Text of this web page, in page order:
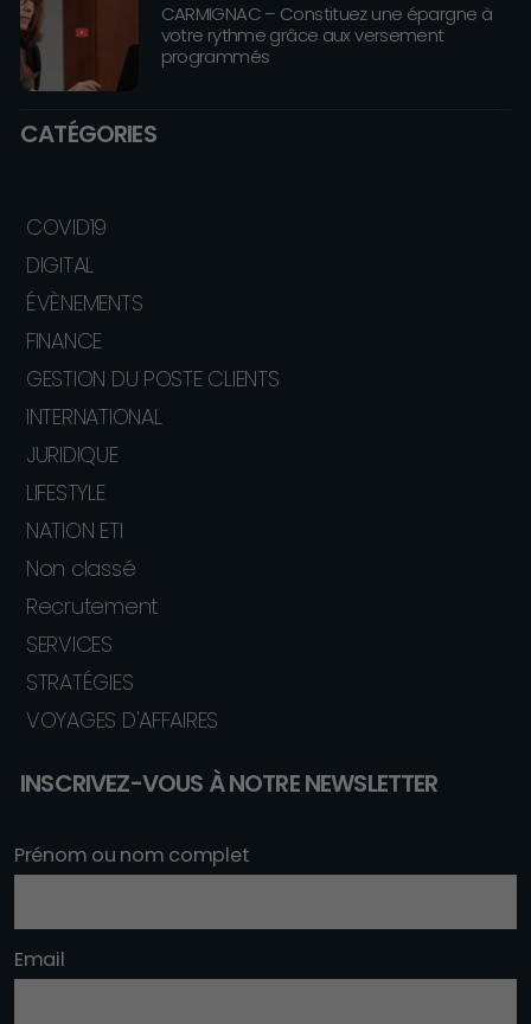
CARMIGNAC – Constituez une épargne à
votre rythme grâce aux versement
programmés
CATÉGORIES
COVID19
DIGITAL
ÉVÈNEMENTS
FINANCE
GESTION DU POSTE CLIENTS
INTERNATIONAL
JURIDIQUE
LIFESTYLE
NATION ETI
Non classé
Recrutement
SERVICES
STRATÉGIES
VOYAGES D'AFFAIRES
INSCRIVEZ-VOUS À NOTRE NEWSLETTER
Prénom ou nom complet
Email